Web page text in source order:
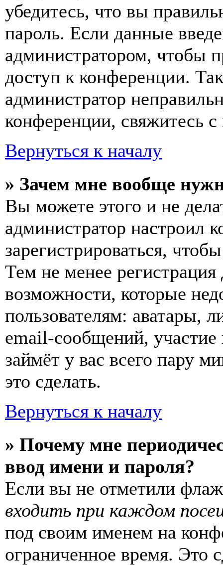
убедитесь, что вы
пароль. Если данные
администратором, чтобы
доступ к конференции.
администратор
конференции, свяжитесь
Вернуться к началу
» Зачем мне вообще
Вы можете этого и не
администратор
зарегистрироваться,
Тем не менее
возможности, которые
пользователям: аватары,
email-сообщений, участие
займёт у вас всего пару
это сделать.
Вернуться к началу
» Почему мне
ввод имени и пароля?
Если вы не отметили
входить при каждом
под своим именем на
ограниченное время. Это